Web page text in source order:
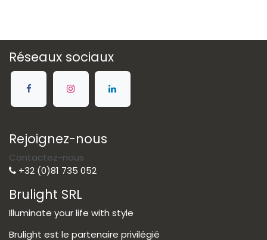
Réseaux sociaux
Rejoignez-nous
Contactez-nous
+32 (0)81 735 052
Brulight SRL
Illuminate your life with style
Brulight est le partenaire privilégié